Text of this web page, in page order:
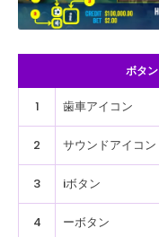
ボタン
1 歯車アイコン
2 サウンドアイコン
3 iボタン
4 ーボタン